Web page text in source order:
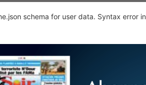
schema for user data. Syntax error in